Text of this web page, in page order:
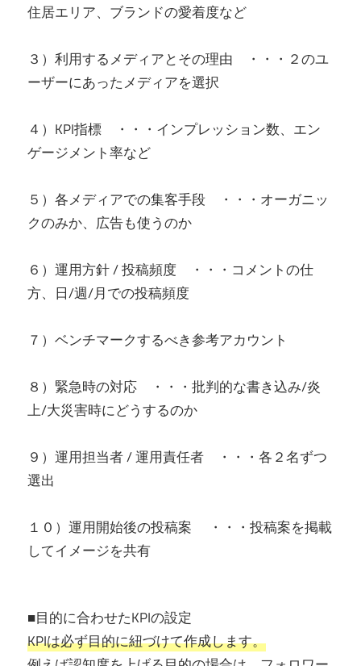
住居エリア、ブランドの愛着度など
３）利用するメディアとその理由 ・・・２のユ
ーザーにあったメディアを選択
４）KPI指標 ・・・インプレッション数、エン
ゲージメント率など
５）各メディアでの集客手段 ・・・オーガニッ
クのみか、広告も使うのか
６）運用方針 / 投稿頻度 ・・・コメントの仕
方、日/週/月での投稿頻度
７）ベンチマークするべき参考アカウント
８）緊急時の対応 ・・・批判的な書き込み/炎
上/大災害時にどうするのか
９）運用担当者 / 運用責任者 ・・・各２名ずつ
選出
１０）運用開始後の投稿案 ・・・投稿案を掲載
してイメージを共有
■目的に合わせたKPIの設定
KPIは必ず目的に紐づけて作成します。